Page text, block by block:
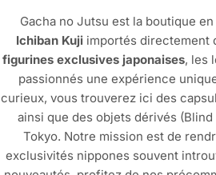
Gacha no Jutsu est la boutique
Ichiban Kujiimportés directement
figurines exclusives japonaises, les
passionnés une expérience
curieux, vous trouverez ici des
ainsi que des objets dérivés
Tokyo. Notre mission est de
exclusivités nippones souvent